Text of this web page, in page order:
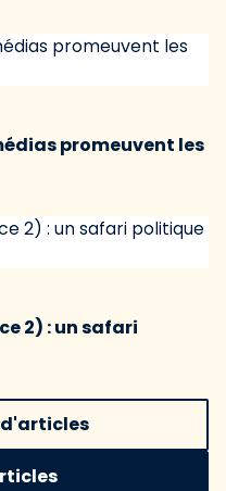
promeuvent les
2) : un safari